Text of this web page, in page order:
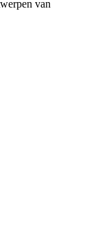
van